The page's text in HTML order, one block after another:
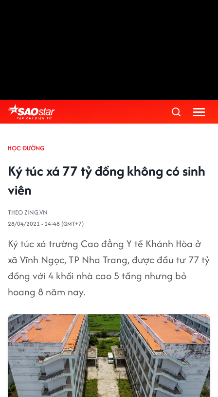
HỌC ĐƯỜNG
Ký túc xá 77 tỷ đồng không có sinh
viên
THEO ZING.VN
28/04/2021 - 14:48 (GMT+7)
Ký túc xá trường Cao đẳng Y tế Khánh Hòa ở
xã Vĩnh Ngọc, TP Nha Trang, được đầu tư 77 tỷ
đồng với 4 khối nhà cao 5 tầng nhưng bỏ
hoang 8 năm nay.